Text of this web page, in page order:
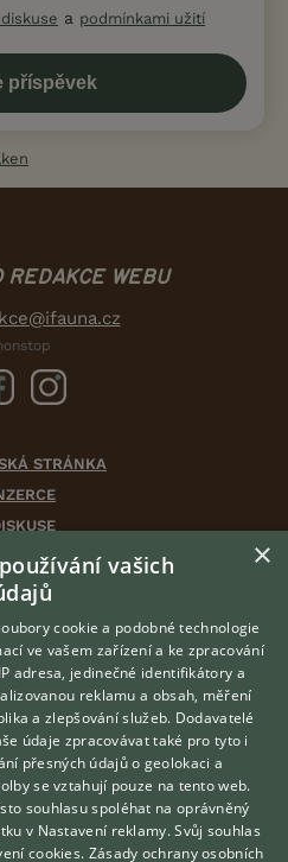
a podmínkami užití
REDAKCE WEBU
STRÁNKA
ČLÁNKY
STANICE
PLEMENE
O nás
inzerátů
užití
osobních údajů
Hledáte zvířecího kamaráda?
Zdarma vám poradí
VETERINÁŘ ONLINE
KONZULTOVAT S
VETERINÁŘEM
×
vašich
cookie a podobné technologie
ve vašem zařízení a ke zpracování
adresa, jedinečné identifikátory a
reklamu a obsah, měření
a zlepšování služeb. Dodavatelé
údaje zpracovávat také pro tyto i
přesných údajů o geolokaci a
se vztahují pouze na tento web.
souhlasu spoléhat na oprávněný
v Nastavení reklamy. Svůj souhlas
cookies. Zásady ochrany osobních